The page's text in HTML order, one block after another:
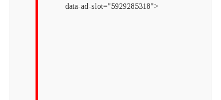
data-ad-slot="5929285318">